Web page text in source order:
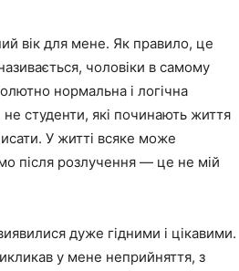
вік для мене. Як правило, це
чоловіки в самому
нормальна і логічна
не студенти, які починають життя
У житті всяке може
після розлучення — це не мій
дуже гідними і цікавими.
у мене неприйняття, з